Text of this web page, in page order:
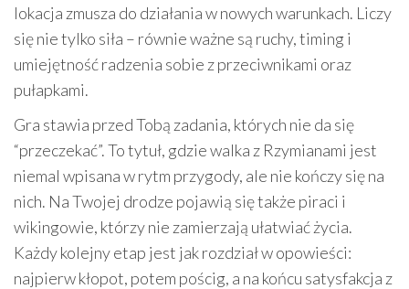
lokacja zmusza do działania w nowych warunkach. Liczy
się nie tylko siła – równie ważne są ruchy, timing i
umiejętność radzenia sobie z przeciwnikami oraz
pułapkami.
Gra stawia przed Tobą zadania, których nie da się
“przeczekać”. To tytuł, gdzie walka z Rzymianami jest
niemal wpisana w rytm przygody, ale nie kończy się na
nich. Na Twojej drodze pojawią się także piraci i
wikingowie, którzy nie zamierzają ułatwiać życia.
Każdy kolejny etap jest jak rozdział w opowieści:
najpierw kłopot, potem pościg, a na końcu satysfakcja z